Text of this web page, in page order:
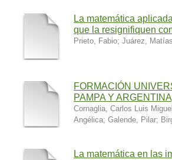
La matemática
que la resignifiquen
Prieto, Fabio; Juárez, Matías
FORMACIÓN
PAMPA Y ARGENTINA
Cornaglia, Carlos Luis Miguel
Angélica; Galende, Pilar;
La matemática en las